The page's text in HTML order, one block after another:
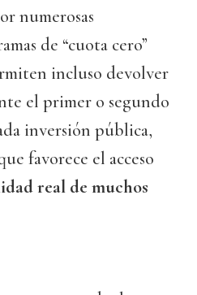
numerosas
de “cuota cero”
incluso devolver
el primer o segundo
inversión pública,
favorece el acceso
real de muchos